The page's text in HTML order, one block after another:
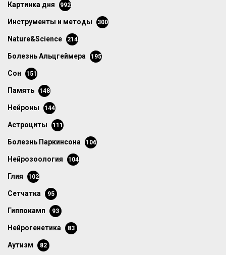
картинка дня 992
инструменты и методы 300
Nature&Science 214
болезнь Альцгеймера 195
сон 151
память 148
нейроны 144
астроциты 111
болезнь Паркинсона 106
нейрозоология 104
глия 102
сетчатка 95
гиппокамп 93
нейрогенетика 83
аутизм 82